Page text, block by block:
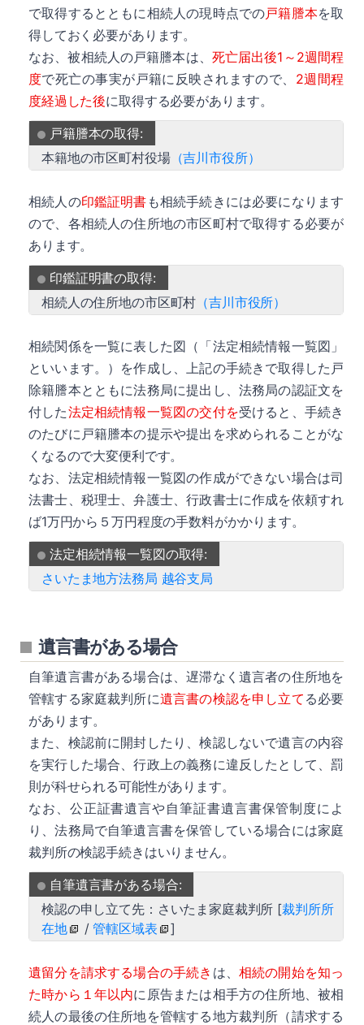
で取得するとともに相続人の現時点での戸籍謄本を取
得しておく必要があります。
なお、被相続人の戸籍謄本は、 死亡届出後1～2週間程
度で死亡の事実が戸籍に反映されますので、 2週間程
度経過した後に取得する必要があります。
戸籍謄本の取得:
本籍地の市区町村役場（吉川市役所）
相続人の印鑑証明書 も相続手続きには必要になります
ので、各相続人の住所地の市区町村で取得する必要が
あります。
印鑑証明書の取得:
相続人の住所地の市区町村 （吉川市役所）
相続関係を一覧に表した図（「法定相続情報一覧図」
といいます。）を作成し、上記の手続きで取得した戸
除籍謄本とともに法務局に提出し、法務局の認証文を
付した法定相続情報一覧図の交付を受けると、手続き
のたびに戸籍謄本の提示や提出を求められることがな
くなるので大変便利です。
なお、法定相続情報一覧図の作成ができない場合は司
法書士、税理士、弁護士、行政書士に作成を依頼すれ
ば1万円から５万円程度の手数料がかかります。
法定相続情報一覧図の取得:
さいたま地方法務局 越谷支局
遺言書がある場合
自筆遺言書がある場合は、遅滞なく遺言者の住所地を
管轄する家庭裁判所に遺言書の検認を申し立て る必要
があります。
また、検認前に開封したり、検認しないで遺言の内容
を実行した場合、行政上の義務に違反したとして、罰
則が科せられる可能性があります。
なお、公正証書遺言や自筆証書遺言書保管制度によ
り、法務局で自筆遺言書を保管している場合には家庭
裁判所の検認手続きはいりません。
自筆遺言書がある場合:
検認の申し立て先：さいたま家庭裁判所 [裁判所所
在地
/管轄区域表 ]
遺留分を請求する場合の手続き は、 相続の開始を知っ
た時から１年以内に原告または相手方の住所地、被相
続人の最後の住所地を管轄する地方裁判所（請求する